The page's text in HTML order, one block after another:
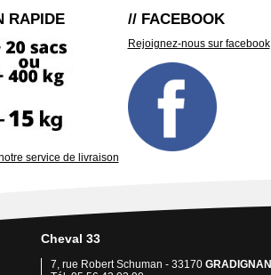
RAPIDE
service de livraison
// FACEBOOK
Rejoignez-nous sur facebook
Cheval 33
7, rue Robert Schuman - 33170 GRADIGNAN